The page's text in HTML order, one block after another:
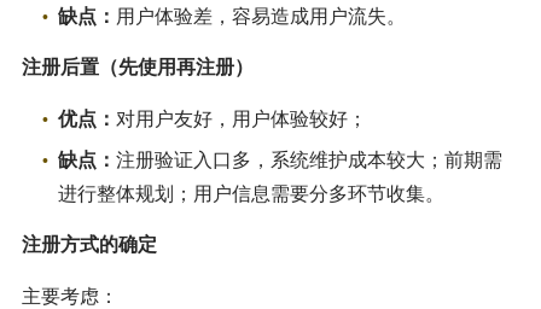
缺点： 用户体验差，容易造成用户流失。
注册后置（先使用再注册）
优点： 对用户友好，用户体验较好；
缺点： 注册验证入口多，系统维护成本较大；前期需
进行整体规划；用户信息需要分多环节收集。
注册方式的确定
主要考虑：